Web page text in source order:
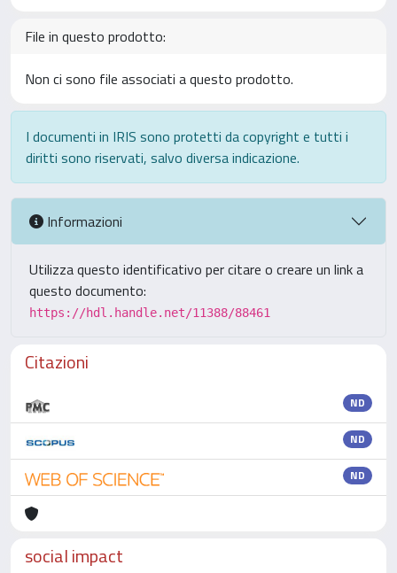
File in questo prodotto:
Non ci sono file associati a questo prodotto.
I documenti in IRIS sono protetti da copyright e tutti i
diritti sono riservati, salvo diversa indicazione.
Informazioni
Utilizza questo identificativo per citare o creare un link a
questo documento:
https://hdl.handle.net/11388/88461
Citazioni
ND
ND
ND
social impact